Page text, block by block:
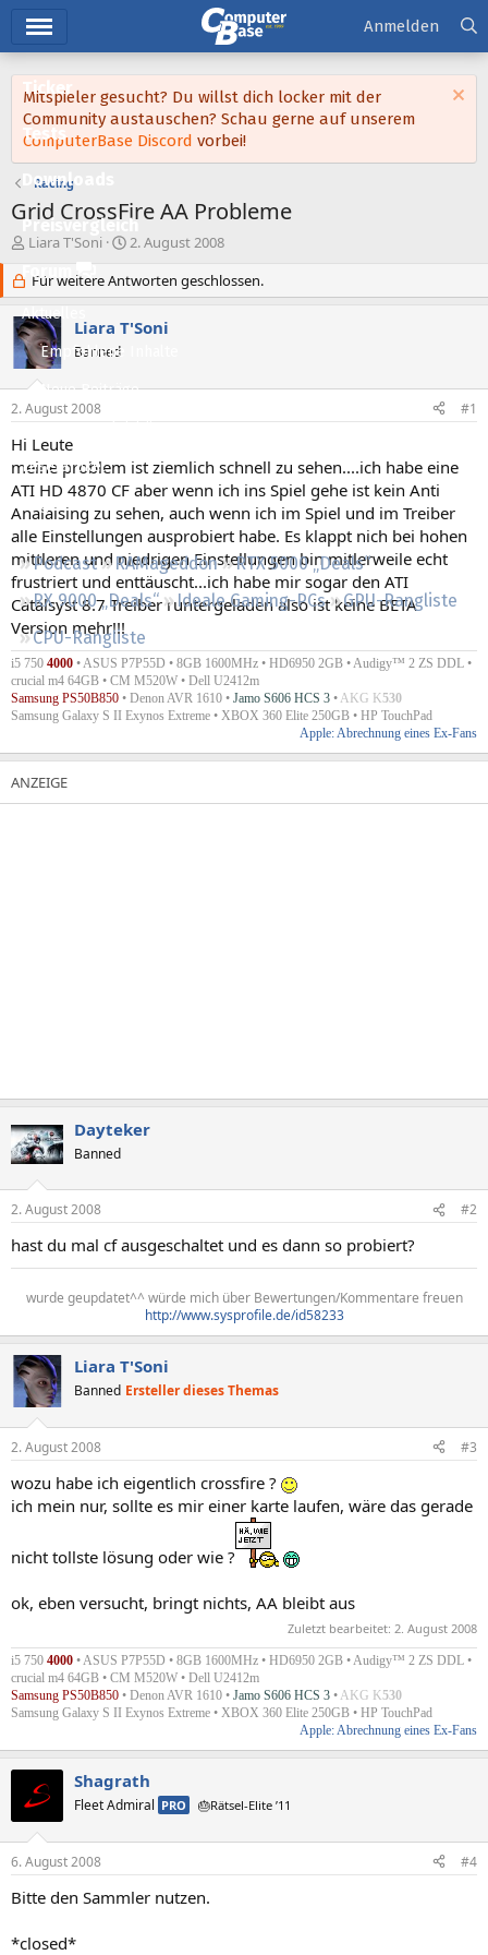
Ticker
Tests
Downloads
Preisvergleich
Forum
Aktuelles
Empfohlene Inhalte
Neue Beiträge
Neueste Aktivitäten
Leserartikel
Regeln
Podcast RAMageddon
RTX 5000 „Deals“
RX 9000 „Deals“
Ideale Gaming-PCs
GPU-Rangliste
CPU-Rangliste
Anmelden
Mitspieler gesucht? Du willst dich locker mit der
Community austauschen? Schau gerne auf unserem
ComputerBase Discord vorbei!
Racing
Grid CrossFire AA Probleme
E
r
s
t
e
l
l
e
Liara T'Soni
E
s
t
e
m
2. August 2008
Für weitere Antworten geschlossen.
Liara T'Soni
Banned
2. August 2008 #1
Hi Leute
meine problem ist ziemlich schnell zu sehen....ich habe eine
ATI HD 4870 CF aber wenn ich ins Spiel gehe ist kein Anti
Analaising zu sehen, auch wenn ich im Spiel und im Treiber
alle Einstellungen ausprobiert habe. Es klappt nich bei hohen
mittleren und niedrigen Einstellungen bin mitlerweile echt
frustriert und enttäuscht...ich habe mir sogar den ATI
Catalsyst 8.7 Treiber runtergeladen also ist keine BETA
Version mehr!!!
i5 750 4000 • ASUS P7P55D • 8GB 1600MHz • HD6950 2GB • Audigy™ 2 ZS DDL •
crucial m4 64GB • CM M520W • Dell U2412m
Samsung PS50B850 • Denon AVR 1610 • Jamo S606 HCS 3 • AKG K530
Samsung Galaxy S II Exynos Extreme • XBOX 360 Elite 250GB • HP TouchPad
Apple: Abrechnung eines Ex-Fans
Dayteker
Banned
2. August 2008 #2
hast du mal cf ausgeschaltet und es dann so probiert?
wurde geupdatet^^ würde mich über Bewertungen/Kommentare freuen
http://www.sysprofile.de/id58233
Liara T'Soni
Banned Ersteller dieses Themas
2. August 2008 #3
wozu habe ich eigentlich crossfire ?
ich mein nur, sollte es mir einer karte laufen, wäre das gerade
nicht tollste lösung oder wie ?
ok, eben versucht, bringt nichts, AA bleibt aus
Zuletzt bearbeitet: 2. August 2008
i5 750 4000 • ASUS P7P55D • 8GB 1600MHz • HD6950 2GB • Audigy™ 2 ZS DDL •
crucial m4 64GB • CM M520W • Dell U2412m
Samsung PS50B850 • Denon AVR 1610 • Jamo S606 HCS 3 • AKG K530
Samsung Galaxy S II Exynos Extreme • XBOX 360 Elite 250GB • HP TouchPad
Apple: Abrechnung eines Ex-Fans
Shagrath
Fleet Admiral PRO 🎂Rätsel-Elite ’11
6. August 2008 #4
Bitte den Sammler nutzen.
*closed*